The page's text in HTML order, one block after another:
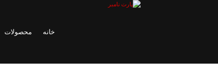
خانه محصولات